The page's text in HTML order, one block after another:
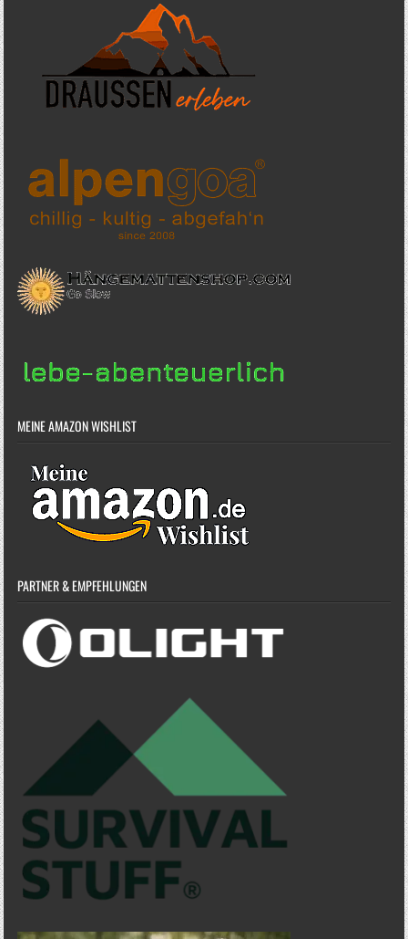
MEINE AMAZON WISHLIST
PARTNER & EMPFEHLUNGEN